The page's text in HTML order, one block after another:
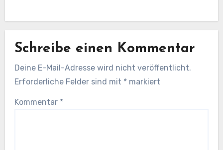
Schreibe einen Kommentar
Deine E-Mail-Adresse wird nicht veröffentlicht.
Erforderliche Felder sind mit * markiert
Kommentar *